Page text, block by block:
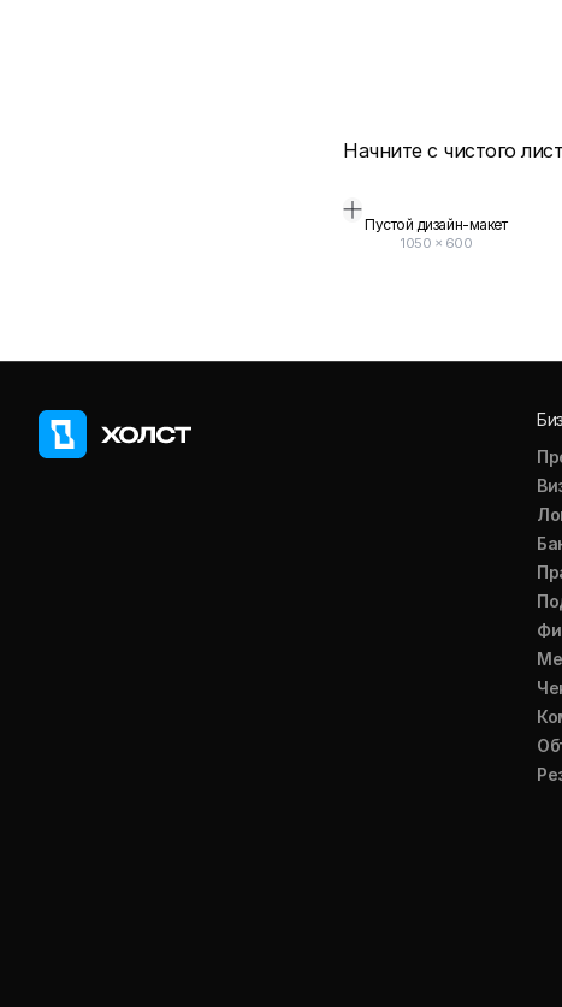
Начните с чистого
Пустой дизайн-макет
1050 × 600